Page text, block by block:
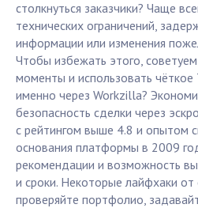
столкнуться заказчики? Чаще
технических ограничений,
информации или изменения
Чтобы избежать этого,
моменты и использовать
именно через Workzilla?
безопасность сделки через
с рейтингом выше 4.8 и опытом
основания платформы в 2009
рекомендации и возможность
и сроки. Некоторые лайфхаки
проверяйте портфолио,